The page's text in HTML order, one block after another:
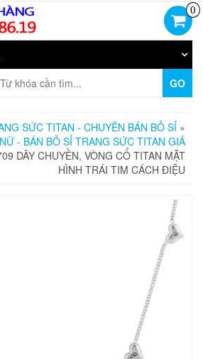
0
GO
SỨC TITAN - CHUYÊN BÁN BỎ SỈ »
- BÁN BỎ SỈ TRANG SỨC TITAN GIÁ
DÂY CHUYỀN, VÒNG CỔ TITAN MẶT
HÌNH TRÁI TIM CÁCH ĐIỆU